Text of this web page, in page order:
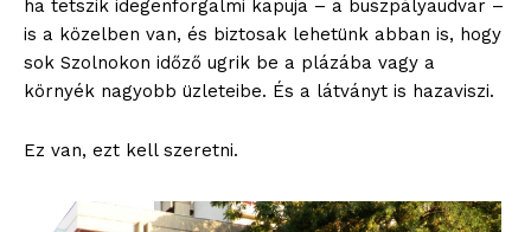
blogSZOLNOK
szubjektív élményportál
ha tetszik idegenforgalmi kapuja – a buszpályaudvar –
is a közelben van, és biztosak lehetünk abban is, hogy
sok Szolnokon időző ugrik be a plázába vagy a
környék nagyobb üzleteibe. És a látványt is hazaviszi.
Ez van, ezt kell szeretni.